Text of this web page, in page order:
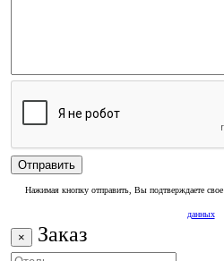
Нажимая кнопку отправить, Вы подтверждаете свое
данных
× Заказ